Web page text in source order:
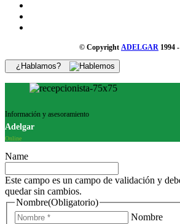
© Copyright ADELGAR 1994
¿Hablamos?
Información y asesoramiento
Adelgar
Online
Name
Este campo es un campo de validación y
quedar sin cambios.
Nombre(Obligatorio)
Nombre